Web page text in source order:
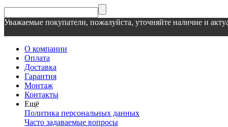
Уважаемые покупатели, пожалуйста, уточняйте наличие и
О компании
Оплата
Доставка
Гарантия
Монтаж
Контакты
Ещё
Политика персональных данных
Часто задаваемые вопросы